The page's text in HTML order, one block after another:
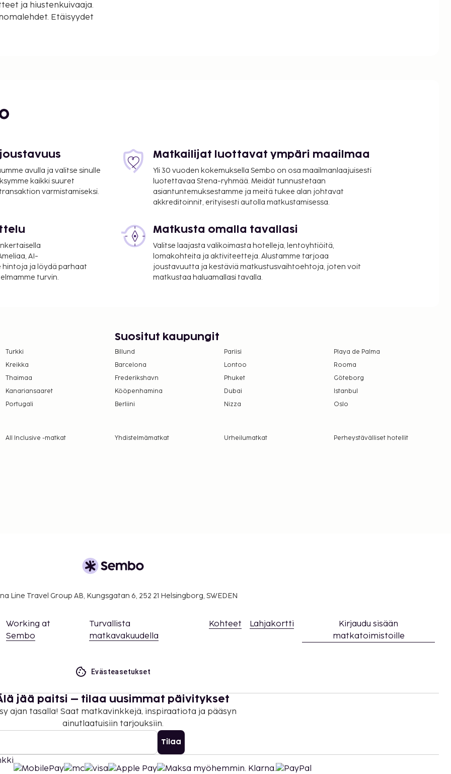
ja hiustenkuivaaja.
Etäisyydet
/ 21 mi
(ORY).
Maksullinen
Ranskan turismin
maksut.
yö. Tätä veroa ei
maksut.
ilmaiseksi, kun hän
Yhteystiedot löytyvät
saatavuus voi
avulla ja valitse sinulle
kaikki suuret
varmistamiseksi.
Matkailijat luottavat ympäri maailmaa
Yli 30 vuoden kokemuksella Sembo on osa maailmanlaajuisesti
luotettavaa Stena-ryhmää. Meidät tunnustetaan
asiantuntemuksestamme ja meitä tukee alan johtavat
akkreditoinnit, erityisesti autolla matkustamisessa.
AI-
ja löydä parhaat
turvin.
Matkusta omalla tavallasi
Valitse laajasta valikoimasta hotelleja, lentoyhtiöitä,
lomakohteita ja aktiviteetteja. Alustamme tarjoaa
joustavuutta ja kestäviä matkustusvaihtoehtoja, joten voit
matkustaa haluamallasi tavalla.
Turkki
Kreikka
Thaimaa
Kanariansaaret
Portugali
Suositut kaupungit
Billund Pariisi
Playa de Palma
Barcelona
Lontoo
Rooma
Frederikshavn
Phuket
Göteborg
Kööpenhamina
Dubai
Istanbul
Berliini
Nizza Oslo
All Inclusive -matkat Yhdistelmämatkat Urheilumatkat
Perheystävälliset hotellit
Line Travel Group AB, Kungsgatan 6, 252 21 Helsingborg, SWEDEN
Working at
Sembo
Turvallista
matkavakuudella
Kohteet Lahjakortti
Kirjaudu sisään
matkatoimistoille
Evästeasetukset
jää paitsi – tilaa uusimmat päivitykset
ajan tasalla! Saat matkavinkkejä, inspiraatiota ja pääsyn
ainutlaatuisiin tarjouksiin.
Tilaa